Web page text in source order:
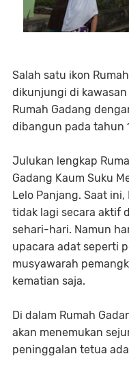
Salah satu ikon
dikunjungi di kawasan
Rumah Gadang
dibangun pada tahun
Julukan lengkap
Gadang Kaum Suku
Lelo Panjang. Saat ini,
tidak lagi secara aktif
sehari-hari. Namun
upacara adat seperti
musyawarah
kematian saja.
Di dalam Rumah
akan menemukan
peninggalan tetua